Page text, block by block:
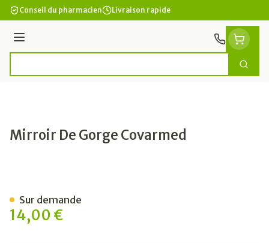
Aller au contenu
Conseil du pharmacien Livraison rapide
Menu
Mirroir De Gorge Covarmed
14,00 €
Sur demande